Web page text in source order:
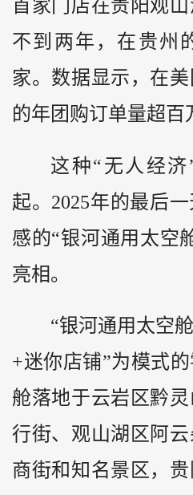
首家门店在贵阳观山
不到两年，在贵州
家。数据显示，在
的年团购订单量超百
这种“无人经
起。2025年的最后
感的“银河通用太空
亮相。
“银河通用太空
+迷你店铺”为模式
舱落地于云岩区黔
行街、观山湖区阿云
商街和知名景区，